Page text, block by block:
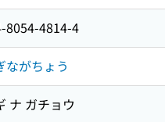
8054-4814-4
ながちょう
ナ ガチョウ